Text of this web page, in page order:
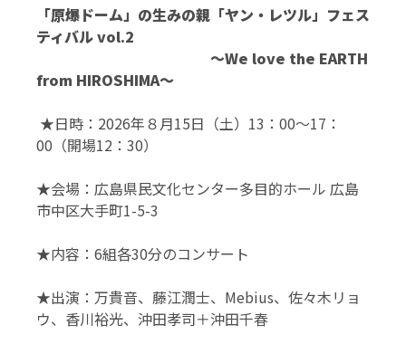
「原爆ドーム」の生みの親「ヤン・レツル」フェス
ティバル vol.2
～We love the EARTH
from HIROSHIMA～
★日時：2026年８月15日（土）13：00～17：
00（開場12：30）
★会場：広島県民文化センター多目的ホール 広島
市中区大手町1-5-3
★内容：6組各30分のコンサート
★出演：万貴音、藤江潤士、Mebius、佐々木リョ
ウ、香川裕光、沖田孝司＋沖田千春